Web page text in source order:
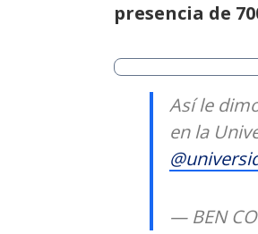
presencia de
Así le
en la
— BEN